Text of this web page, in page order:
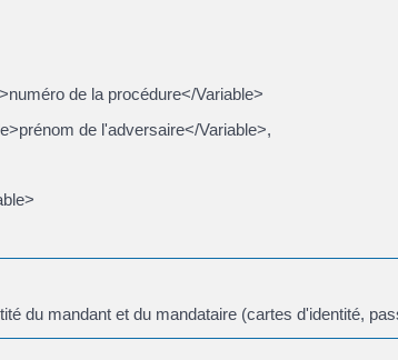
de la procédure</Variable>
de l'adversaire</Variable>,
du mandant et du mandataire (cartes d'identité,